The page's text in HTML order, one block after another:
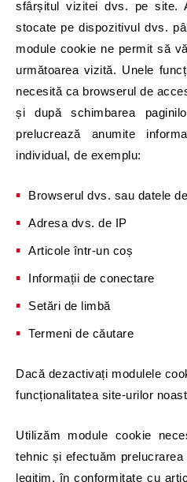
sfârșitul vizitei dvs. pe site.
stocate pe dispozitivul dvs.
module cookie ne permit să
următoarea vizită. Unele
necesită ca browserul de
și după schimbarea
prelucrează anumite
individual, de exemplu:
Browserul dvs. sau datele
Adresa dvs. de IP
Articole într-un coș
Informații de conectare
Setări de limbă
Termeni de căutare
Dacă dezactivați modulele
funcționalitatea site-urilor
Utilizăm module cookie
tehnic și efectuăm
legitim, în conformitate cu